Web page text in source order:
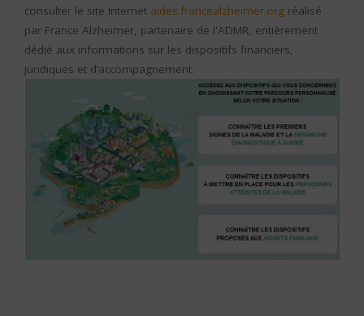
consulter le site Internet aides.francealzheimer.org réalisé
par France Alzheimer, partenaire de l'ADMR, entièrement
dédié aux informations sur les dispositifs financiers,
juridiques et d’accompagnement.